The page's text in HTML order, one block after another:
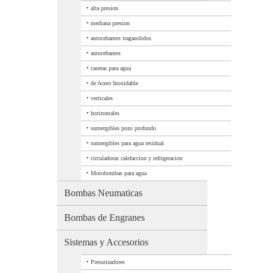
• alta presion
• mediana presion
• autocebantes tragasolidos
• autocebantes
• caseras para agua
• de Acero Inoxidable
• verticales
• horizontales
• sumergibles pozo profundo
• sumergibles para agua residual
• circuladoras calefaccion y refrigeracion
• Motobombas para agua
Bombas Neumaticas
Bombas de Engranes
Sistemas y Accesorios
• Presurizadores